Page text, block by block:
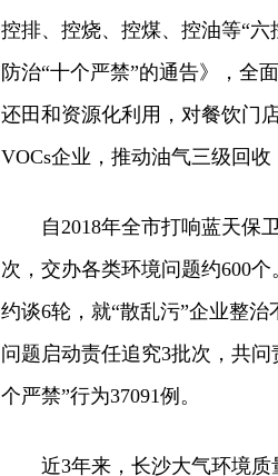
控排、控烧、控煤、控油等“
防治“十个严禁”的通告》，全
还田和资源化利用，对餐饮门
VOCs企业，推动油气三级回收
自2018年全市打响蓝天保卫
次，交办各类环境问题约600
约谈6轮，就“散乱污”企业整
问题启动责任追究3批次，共
个严禁”行为37091例。
近3年来，长沙大气环境质